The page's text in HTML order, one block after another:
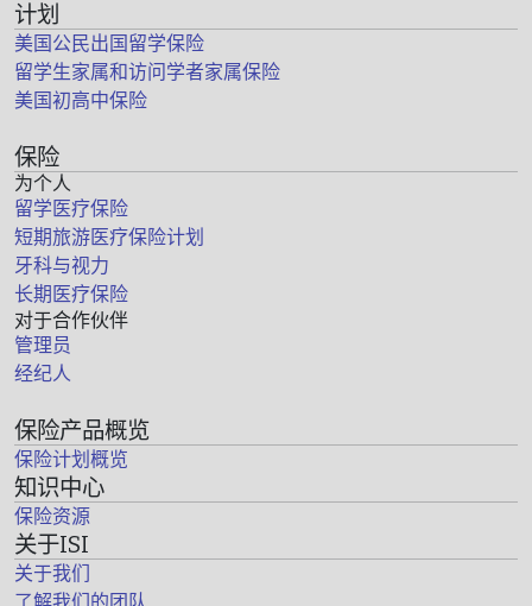
计划
美国公民出国留学保险
留学生家属和访问学者家属保险
美国初高中保险
保险
为个人
留学医疗保险
短期旅游医疗保险计划
牙科与视力
长期医疗保险
对于合作伙伴
管理员
经纪人
保险产品概览
保险计划概览
知识中心
保险资源
关于ISI
关于我们